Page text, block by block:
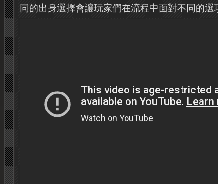
同的出身選擇會讓玩家們在流程中面對不同的選